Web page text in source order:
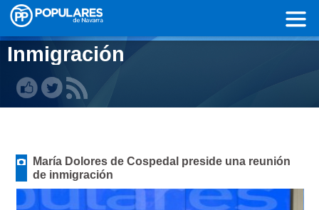
Pasar al contenido principal
Inmigración
María Dolores de Cospedal preside una reunión
de inmigración